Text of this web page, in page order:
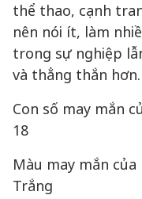
thể thao, cạnh
nên nói ít, làm
trong sự nghiệp
và thẳng thắn hơn.
Con số may mắn
18
Màu may mắn của
Trắng